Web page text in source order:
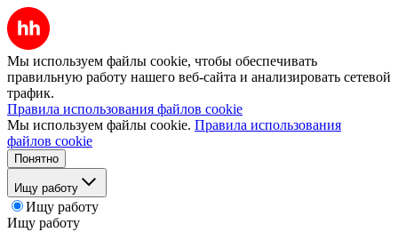
Мы используем файлы cookie, чтобы обеспечивать
правильную работу нашего веб-сайта и анализировать сетевой
трафик.
Правила использования файлов cookie
Мы используем файлы cookie. Правила использования
файлов cookie
Понятно
Ищу работу
Ищу работу
Ищу работу